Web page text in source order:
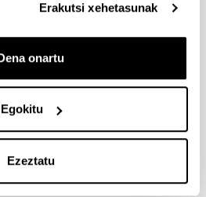
Erakutsi xehetasunak
onartu
Egokitu
Ezeztatu
orrian zehazten den
da, eta bertan adierazten
beharko dira.